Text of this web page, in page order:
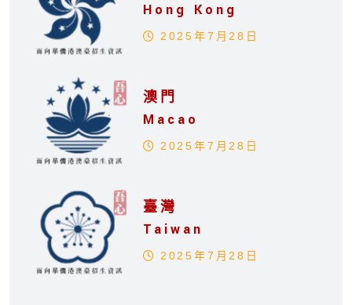
Hong Kong
2025年7月28日
澳門
Macao
2025年7月28日
臺灣
Taiwan
2025年7月28日